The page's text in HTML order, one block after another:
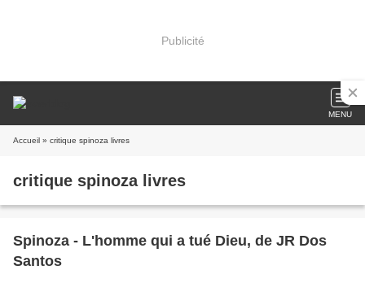
Publicité
MENU
Accueil » critique spinoza livres
critique spinoza livres
Spinoza - L'homme qui a tué Dieu, de JR Dos
Santos